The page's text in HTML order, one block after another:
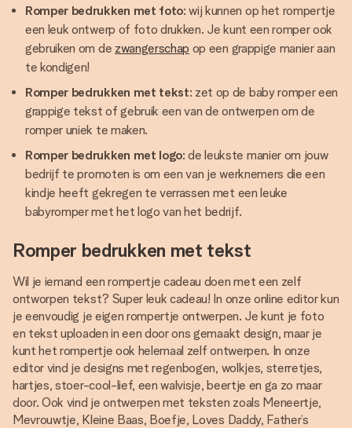
Romper bedrukken met foto: wij kunnen op het rompertje
een leuk ontwerp of foto drukken. Je kunt een romper ook
gebruiken om de zwangerschap op een grappige manier aan
te kondigen!
Romper bedrukken met tekst: zet op de baby romper een
grappige tekst of gebruik een van de ontwerpen om de
romper uniek te maken.
Romper bedrukken met logo: de leukste manier om jouw
bedrijf te promoten is om een van je werknemers die een
kindje heeft gekregen te verrassen met een leuke
babyromper met het logo van het bedrijf.
Romper bedrukken met tekst
Wil je iemand een rompertje cadeau doen met een zelf
ontworpen tekst? Super leuk cadeau! In onze online editor kun
je eenvoudig je eigen rompertje ontwerpen. Je kunt je foto
en tekst uploaden in een door ons gemaakt design, maar je
kunt het rompertje ook helemaal zelf ontwerpen. In onze
editor vind je designs met regenbogen, wolkjes, sterretjes,
hartjes, stoer-cool-lief, een walvisje, beertje en ga zo maar
door. Ook vind je ontwerpen met teksten zoals Meneertje,
Mevrouwtje, Kleine Baas, Boefje, Loves Daddy, Father’s